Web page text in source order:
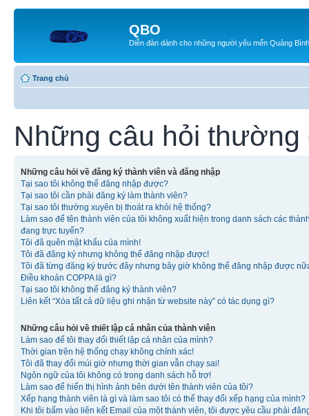
QBO
Diễn đàn dành cho những người yêu mến Quảng Bình
Trang chủ
Những câu hỏi thường
Những câu hỏi về đăng ký thành viên và đăng nhập
Tại sao tôi không thể đăng nhập được?
Tại sao tôi cần phải đăng ký làm thành viên?
Tại sao tôi thường xuyên bị thoát ra khỏi hệ thống?
Làm sao để tên thành viên của tôi không xuất hiện trong danh sách các
đang trực tuyến?
Tôi đã quên mật khẩu của mình!
Tôi đã đăng ký nhưng không thể đăng nhập được!
Tôi đã từng đăng ký trước đây nhưng bây giờ không thể đăng nhập được
Điều khoản COPPA là gì?
Tại sao tôi không thể đăng ký thành viên?
Liên kết “Xóa tất cả dữ liệu ghi nhận từ website này” có tác dụng gì?
Những câu hỏi về thiết lập cá nhân của thành viên
Làm sao để tôi thay đổi thiết lập cá nhân của mình?
Thời gian trên hệ thống chạy không chính xác!
Tôi đã thay đổi múi giờ nhưng thời gian vẫn chạy sai!
Ngôn ngữ của tôi không có trong danh sách hỗ trợ!
Làm sao để hiển thị hình ảnh bên dưới tên thành viên của tôi?
Xếp hạng thành viên là gì và làm sao tôi có thể thay đổi xếp hạng của mình?
Khi tôi bấm vào liên kết Email của một thành viên, tôi được yêu cầu phải